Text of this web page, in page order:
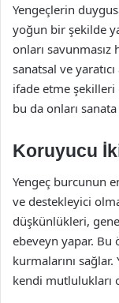
Yengeçlerin
yoğun bir şekilde
onları
sanatsal ve
ifade etme şekilleri
bu da onları
Koruyucu
Yengeç burcunun
ve destekleyici
düşkünlükleri,
ebeveyn yapar.
kurmalarını
kendi mutlulukları